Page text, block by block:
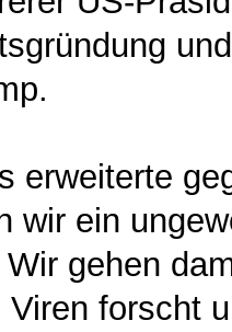
erweiterte
wir ein
gehen
forscht